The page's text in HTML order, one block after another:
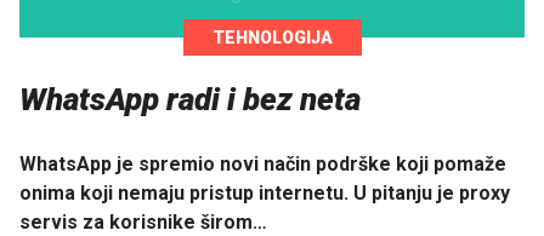
TEHNOLOGIJA
WhatsApp radi i bez neta
WhatsApp je spremio novi način podrške koji pomaže
onima koji nemaju pristup internetu. U pitanju je proxy
servis za korisnike širom…